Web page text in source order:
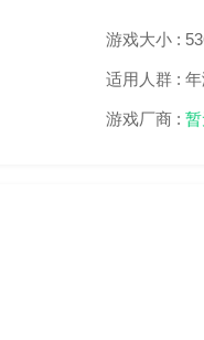
游戏大小 :
适用人群 :
游戏厂商 :